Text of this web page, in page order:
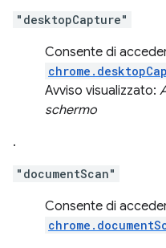
"desktopCapture"
Consente di
Avviso visualizzato:
schermo
.
"documentScan"
Consente di